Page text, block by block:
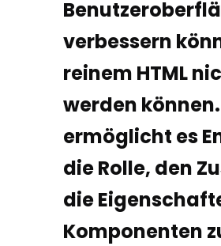
verbessern
reinem HTML
werden können.
ermöglicht es
die Rolle, den
die
Komponenten